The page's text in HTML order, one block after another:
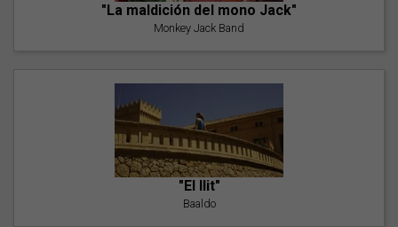
"La maldición del mono Jack"
Monkey Jack Band
"El llit"
Baaldo